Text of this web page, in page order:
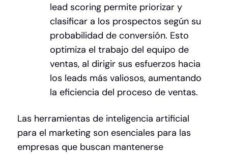
lead scoring permite priorizar y
clasificar a los prospectos según su
probabilidad de conversión. Esto
optimiza el trabajo del equipo de
ventas, al dirigir sus esfuerzos hacia
los leads más valiosos, aumentando
la eficiencia del proceso de ventas.
Las herramientas de inteligencia artificial
para el marketing son esenciales para las
empresas que buscan mantenerse